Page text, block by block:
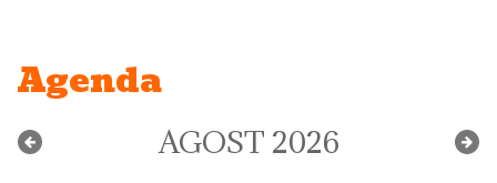
Agenda
AGOST 2026